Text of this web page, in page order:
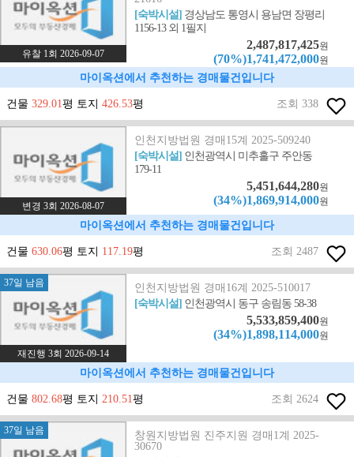
유찰 1회 2026-09-07
[숙박시설] 경상남도 통영시 용남면 장평리
1156-13 외 1필지
2,487,817,425원
(70%)1,741,472,000원
마이옥션에서 추천하는 경매물건입니다
건물 329.01평 토지 426.53평 조회 338
변경 3회 2026-08-07
인천지방법원 경매15계 2025-509240
[숙박시설] 인천광역시 미추홀구 주안동
179-11
5,451,644,280원
(34%)1,869,914,000원
마이옥션에서 추천하는 경매물건입니다
건물 630.06평 토지 117.19평 조회 2487
37일 남음
재진행 3회 2026-09-14
인천지방법원 경매16계 2025-510017
[숙박시설] 인천광역시 동구 송림동 58-38
5,533,859,400원
(34%)1,898,114,000원
마이옥션에서 추천하는 경매물건입니다
건물 802.68평 토지 210.51평 조회 2624
37일 남음
창원지방법원 진주지원 경매1계 2025-
30670